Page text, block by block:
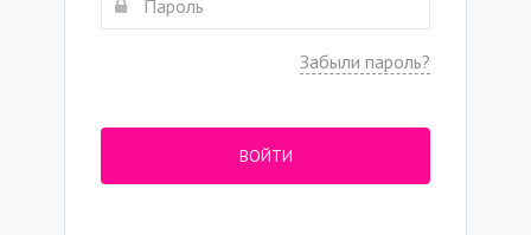
Забыли пароль?
ВОЙТИ